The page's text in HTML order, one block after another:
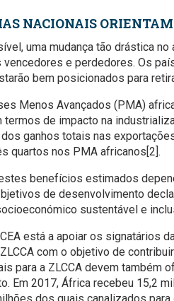
NACIONAIS
uma mudança tão drástica
e perdedores. Os
bem posicionados para
Menos Avançados (PMA)
termos de impacto na
ganhos totais nas
quartos nos PMA africanos[2].
benefícios estimados
de desenvolvimento
sustentável e
está a apoiar os signatários
com o objetivo de
para a ZLCCA devem também
Em 2017, África recebeu 15,2